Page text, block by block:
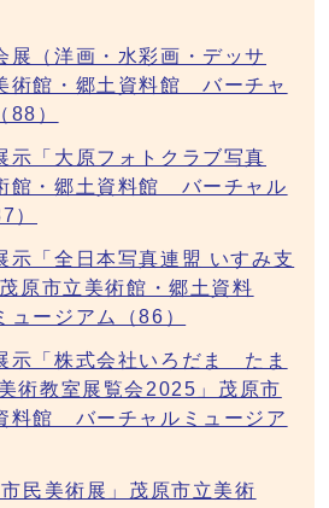
展（洋画・水彩画・デッサ
術館・郷土資料館 バーチャ
88）
示「大原フォトクラブ写真
館・郷土資料館 バーチャル
）
示「全日本写真連盟 いすみ支
原市立美術館・郷土資料
ージアム（86）
示「株式会社いろだま たま
術教室展覧会2025」茂原市
料館 バーチャルミュージア
民美術展」茂原市立美術